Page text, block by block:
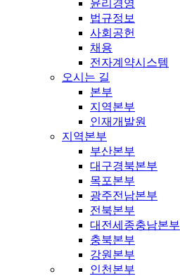
윤리경영
법규정보
사회공헌
채용
전자계약시스템
오시는 길
본부
지역본부
인재개발원
지역본부
부산본부
대구경북본부
목포본부
광주전남본부
전북본부
대전세종충남본부
충북본부
강원본부
인천본부